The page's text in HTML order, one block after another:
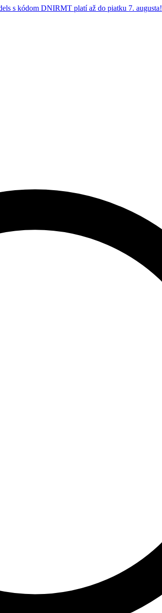
s kódom DNIRMT platí až do piatku 7. augusta!